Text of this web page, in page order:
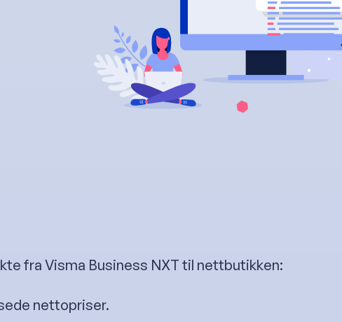
fra Visma Business NXT til nettbutikken:
nettopriser.